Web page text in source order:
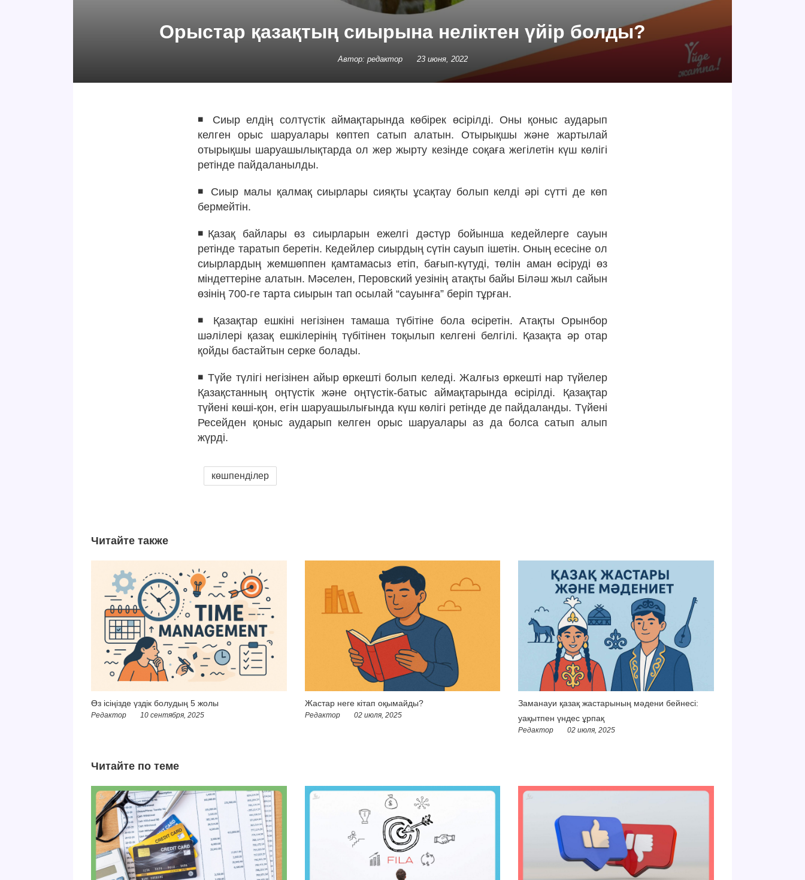
Орыстар қазақтың сиырына неліктен үйір болды?
Автор: редактор 23 июня, 2022
◾️ Сиыр елдің солтүстік аймақтарында көбірек өсірілді. Оны қоныс аударып
келген орыс шаруалары көптеп сатып алатын. Отырықшы және жартылай
отырықшы шаруашылықтарда ол жер жырту кезінде соқаға жегілетін күш көлігі
ретінде пайдаланылды.
◾️ Сиыр малы қалмақ сиырлары сияқты ұсақтау болып келді әрі сүтті де көп
бермейтін.
◾️Қазақ байлары өз сиырларын ежелгі дәстүр бойынша кедейлерге сауын
ретінде таратып беретін. Кедейлер сиырдың сүтін сауып ішетін. Оның есесіне ол
сиырлардың жемшөппен қамтамасыз етіп, бағып-күтуді, төлін аман өсіруді өз
міндеттеріне алатын. Мәселен, Перовский уезінің атақты байы Біләш жыл сайын
өзінің 700-ге тарта сиырын тап осылай “сауынға” беріп тұрған.
◾️ Қазақтар ешкіні негізінен тамаша түбітіне бола өсіретін. Атақты Орынбор
шәлілері қазақ ешкілерінің түбітінен тоқылып келгені белгілі. Қазақта әр отар
қойды бастайтын серке болады.
◾️ Түйе түлігі негізінен айыр өркешті болып келеді. Жалғыз өркешті нар түйелер
Қазақстанның оңтүстік және оңтүстік-батыс аймақтарында өсірілді. Қазақтар
түйені көші-қон, егін шаруашылығында күш көлігі ретінде де пайдаланды. Түйені
Ресейден қоныс аударып келген орыс шаруалары аз да болса сатып алып
жүрді.
көшпенділер
Читайте также
Өз ісіңізде үздік болудың 5 жолы
Редактор 10 сентября, 2025
Жастар неге кітап оқымайды?
Редактор 02 июля, 2025
Заманауи қазақ жастарының мәдени бейнесі:
уақытпен үндес ұрпақ
Редактор 02 июля, 2025
Читайте по теме